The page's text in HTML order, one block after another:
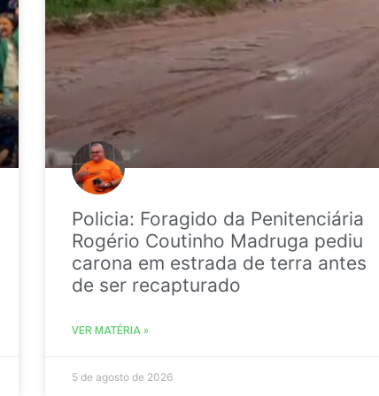
Policia: Foragido da Penitenciária
Rogério Coutinho Madruga pediu
carona em estrada de terra antes
de ser recapturado
VER MATÉRIA »
5 de agosto de 2026